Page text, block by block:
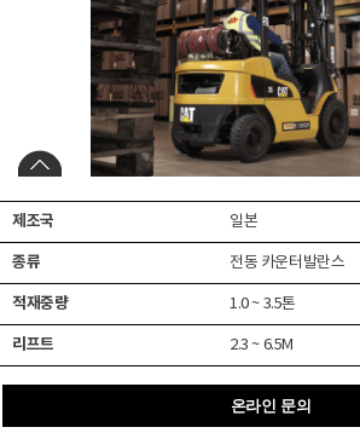
제조국 일본
종류 전동 카운터발란스
적재중량 1.0 ~ 3.5톤
리프트 2.3 ~ 6.5M
온라인 문의